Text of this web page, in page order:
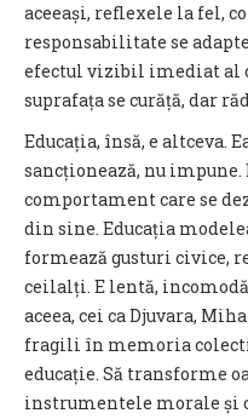
aceeași, reflexele la fel,
responsabilitate se
efectul vizibil imediat al
suprafața se curăță, dar
Educația, însă, e altceva.
sancționează, nu
comportament care se
din sine. Educația
formează gusturi civice,
ceilalți. E lentă,
aceea, cei ca Djuvara,
fragili în memoria
educație. Să transforme
instrumentele morale și